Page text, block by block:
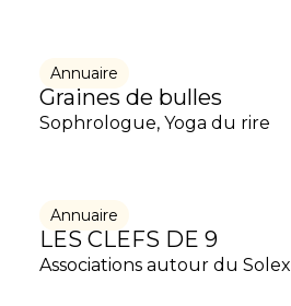
Annuaire
Graines de bulles
Sophrologue, Yoga du rire
Annuaire
LES CLEFS DE 9
Associations autour du Solex